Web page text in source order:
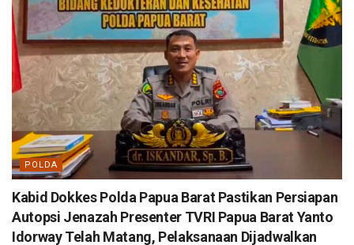
POLDA
Kabid Dokkes Polda Papua Barat Pastikan Persiapan
Autopsi Jenazah Presenter TVRI Papua Barat Yanto
Idorway Telah Matang, Pelaksanaan Dijadwalkan